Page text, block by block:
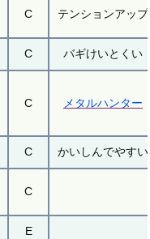
C テンションアップ
C バギけいとくい
C メタルハンター
C かいしんでやすい
C
E